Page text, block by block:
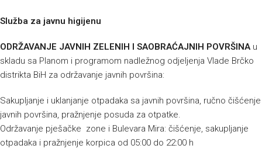
Služba za javnu higijenu
ODRŽAVANJE JAVNIH ZELENIH I SAOBRAĆAJNIH POVRŠINAu
skladu sa Planom i programom nadležnog odjeljenja Vlade Brčko
distrikta BiH za održavanje javnih površina:
Sakupljanje i uklanjanje otpadaka sa javnih površina, ručno čišćenje
javnih površina, pražnjenje posuda za otpatke.
Održavanje pješačke zone i Bulevara Mira: čišćenje, sakupljanje
otpadaka i pražnjenje korpica od 05:00 do 22:00 h